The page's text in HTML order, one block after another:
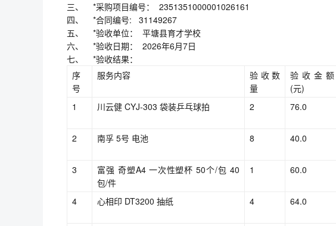
三、 *采购项目编号： 2351351000001026161
四、 *合同编号: 31149267
五、 *验收单位： 平塘县育才学校
六、 *验收日期： 2026年6月7日
七、 *验收结果：
序
号
服务内容
验收数
量
验收金额
(元)
1
川云健 CYJ-303 袋装乒乓球拍 2 76.0
2
南孚 5号 电池 8 40.0
3
富强 奇塑A4 一次性塑杯 50个/包 40
包/件
1 60.0
4
心相印 DT3200 抽纸 4 64.0